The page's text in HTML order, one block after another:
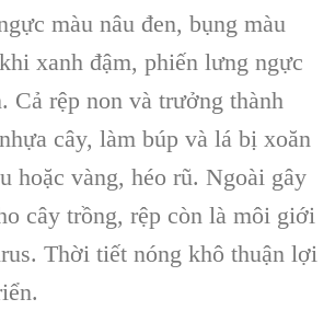
màu nâu đen, bụng màu
xanh đậm, phiến lưng ngực
Cả rệp non và trưởng thành
cây, làm búp và lá bị xoăn
hoặc vàng, héo rũ. Ngoài gây
cây trồng, rệp còn là môi giới
Thời tiết nóng khô thuận lợi